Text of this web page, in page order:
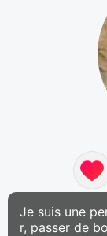
Je suis une
r, passer de